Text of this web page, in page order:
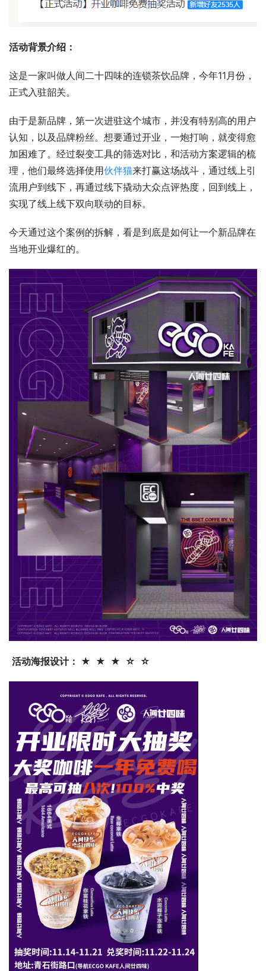
活动背景介绍：
这是一家叫做人间二十四味的连锁茶饮品牌，今年11月份，
正式入驻韶关。
由于是新品牌，第一次进驻这个城市，并没有特别高的用户
认知，以及品牌粉丝。想要通过开业，一炮打响，就变得愈
加困难了。经过裂变工具的筛选对比，和活动方案逻辑的梳
理，他们最终选择使用伙伴猫来打赢这场战斗，通过线上引
流用户到线下，再通过线下撬动大众点评热度，回到线上，
实现了线上线下双向联动的目标。
今天通过这个案例的拆解，看是到底是如何让一个新品牌在
当地开业爆红的。
活动海报设计： ★  ★  ★  ☆  ☆